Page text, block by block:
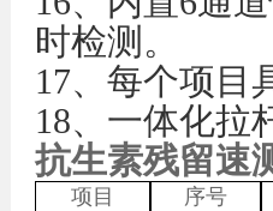
时检测。
17、每个项目
18、一体化拉
抗生素残留速
项目
序号